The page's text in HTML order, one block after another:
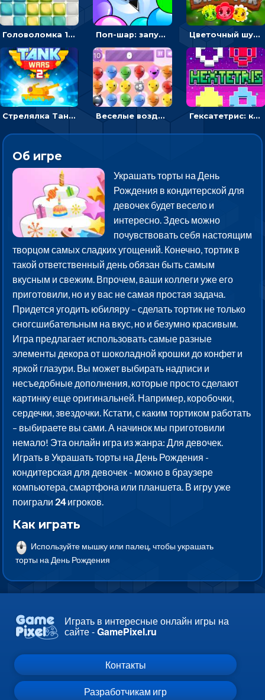
Головоломка 10х10 Поп-шар: запускать колючку, чтобы лопать воздушные шарики Цветочный шутер: стрелять пчелками по цветам
Стрелялка Танковые войны: бить по танку врага, чтобы уничтожить зло Веселые воздушные шары: соедини одноцветные в линию Гексатетрис: кидать блок, чтобы складывать три в ряд - головоломка
Об игре
Украшать торты на День
Рождения в кондитерской для
девочек будет весело и
интересно. Здесь можно
почувствовать себя настоящим
творцом самых сладких угощений. Конечно, тортик в
такой ответственный день обязан быть самым
вкусным и свежим. Впрочем, ваши коллеги уже его
приготовили, но и у вас не самая простая задача.
Придется угодить юбиляру – сделать тортик не только
сногсшибательным на вкус, но и безумно красивым.
Игра предлагает использовать самые разные
элементы декора от шоколадной крошки до конфет и
яркой глазури. Вы может выбирать надписи и
несъедобные дополнения, которые просто сделают
картинку еще оригинальней. Например, коробочки,
сердечки, звездочки. Кстати, с каким тортиком работать
– выбираете вы сами. А начинок мы приготовили
немало! Эта онлайн игра из жанра: Для девочек.
Играть в Украшать торты на День Рождения -
кондитерская для девочек - можно в браузере
компьютера, смартфона или планшета. В игру уже
поиграли 24игроков.
Как играть
Используйте мышку или палец, чтобы украшать
торты на День Рождения
Играть в интересные онлайн игры на
сайте -GamePixel.ru
Контакты
Разработчикам игр